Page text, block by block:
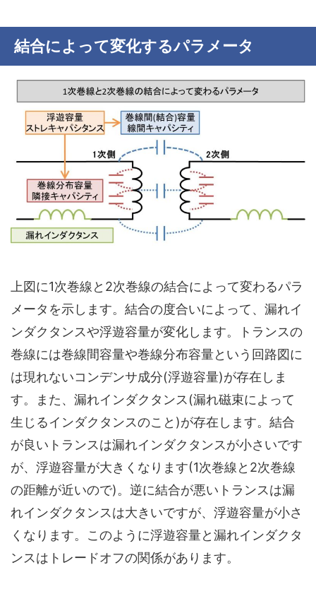
結合によって変化するパラメータ
上図に1次巻線と2次巻線の結合によって変わるパラ
メータを示します。結合の度合いによって、 漏れイ
ンダクタンスや浮遊容量が変化します。トランスの
巻線には巻線間容量や巻線分布容量という回路図に
は現れないコンデンサ成分(浮遊容量)が存在しま
す。また、漏れインダクタンス(漏れ磁束によって
生じるインダクタンスのこと)が存在します。結合
が良いトランスは漏れインダクタンスが小さいです
が、浮遊容量が大きくなります(1次巻線と2次巻線
の距離が近いので)。逆に結合が悪いトランスは漏
れインダクタンスは大きいですが、浮遊容量が小さ
くなります。このように浮遊容量と漏れインダクタ
ンスはトレードオフの関係があります。